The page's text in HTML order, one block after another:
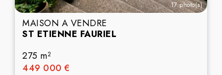
17 photo(s)
MAISON A VENDRE
ST ETIENNE FAURIEL
275 m2
449 000 €